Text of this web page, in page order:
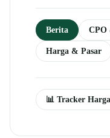
Berita CPO
Harga & Pasar
📊 Tracker